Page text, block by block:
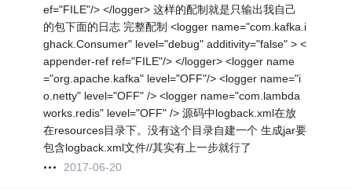
ef="FILE"/> </logger> 这样的配制就是只输出我自己
的包下面的日志 完整配制 <logger name="com.kafka.i
ghack.Consumer" level="debug" additivity="false" > <
appender-ref ref="FILE"/> </logger> <logger name
="org.apache.kafka" level="OFF"/> <logger name="i
o.netty" level="OFF" /> <logger name="com.lambda
works.redis" level="OFF" /> 源码中logback.xml在放
在resources目录下。没有这个目录自建一个 生成jar要
包含logback.xml文件//其实有上一步就行了
2017-06-20